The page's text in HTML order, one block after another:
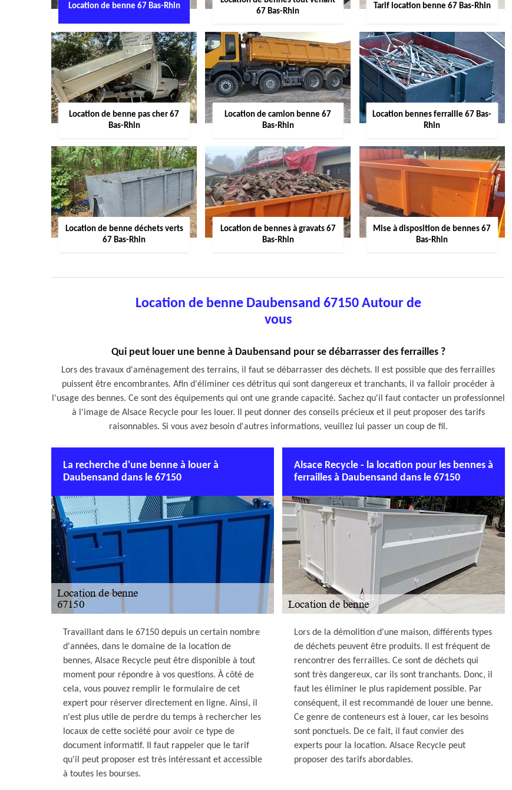
Location de benne 67 Bas-Rhin
67 Bas-Rhin
Tarif location benne 67 Bas-Rhin
Location de benne pas cher 67
Bas-Rhin
Location de camion benne 67
Bas-Rhin
Location bennes ferraille 67 Bas-
Rhin
Location de benne déchets verts
67 Bas-Rhin
Location de bennes à gravats 67
Bas-Rhin
Mise à disposition de bennes 67
Bas-Rhin
Location de benne Daubensand 67150 Autour de
vous
Qui peut louer une benne à Daubensand pour se débarrasser des ferrailles ?
Lors des travaux d'aménagement des terrains, il faut se débarrasser des déchets. Il est possible que des ferrailles
puissent être encombrantes. Afin d'éliminer ces détritus qui sont dangereux et tranchants, il va falloir procéder à
l'usage des bennes. Ce sont des équipements qui ont une grande capacité. Sachez qu'il faut contacter un professionnel
à l'image de Alsace Recycle pour les louer. Il peut donner des conseils précieux et il peut proposer des tarifs
raisonnables. Si vous avez besoin d'autres informations, veuillez lui passer un coup de fil.
La recherche d'une benne à louer à
Daubensand dans le 67150
Travaillant dans le 67150 depuis un certain nombre
d'années, dans le domaine de la location de
bennes, Alsace Recycle peut être disponible à tout
moment pour répondre à vos questions. À côté de
cela, vous pouvez remplir le formulaire de cet
expert pour réserver directement en ligne. Ainsi, il
n'est plus utile de perdre du temps à rechercher les
locaux de cette société pour avoir ce type de
document informatif. Il faut rappeler que le tarif
qu'il peut proposer est très intéressant et accessible
à toutes les bourses.
Alsace Recycle - la location pour les bennes à
ferrailles à Daubensand dans le 67150
Lors de la démolition d'une maison, différents types
de déchets peuvent être produits. Il est fréquent de
rencontrer des ferrailles. Ce sont de déchets qui
sont très dangereux, car ils sont tranchants. Donc, il
faut les éliminer le plus rapidement possible. Par
conséquent, il est recommandé de louer une benne.
Ce genre de conteneurs est à louer, car les besoins
sont ponctuels. De ce fait, il faut convier des
experts pour la location. Alsace Recycle peut
proposer des tarifs abordables.